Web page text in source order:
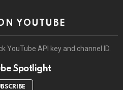
YOUTUBE
YouTube API key and channel ID.
Spotlight